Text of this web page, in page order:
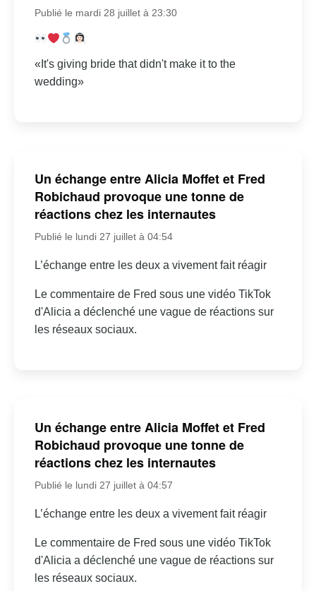
Publié le mardi 28 juillet à 23:30
«It's giving bride that didn't make it to the
wedding»
Un échange entre Alicia Moffet et Fred
Robichaud provoque une tonne de
réactions chez les internautes
Publié le lundi 27 juillet à 04:54
L’échange entre les deux a vivement fait réagir
Le commentaire de Fred sous une vidéo TikTok
d'Alicia a déclenché une vague de réactions sur
les réseaux sociaux.
Un échange entre Alicia Moffet et Fred
Robichaud provoque une tonne de
réactions chez les internautes
Publié le lundi 27 juillet à 04:57
L’échange entre les deux a vivement fait réagir
Le commentaire de Fred sous une vidéo TikTok
d'Alicia a déclenché une vague de réactions sur
les réseaux sociaux.